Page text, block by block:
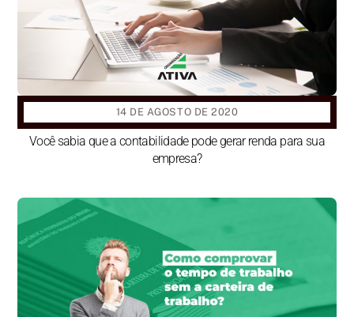
14 DE AGOSTO DE 2020
Você sabia que a contabilidade pode gerar renda para sua
empresa?